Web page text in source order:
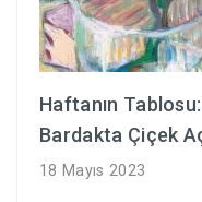
Haftanın
Bardakta Çiçek
18 Mayıs 2023